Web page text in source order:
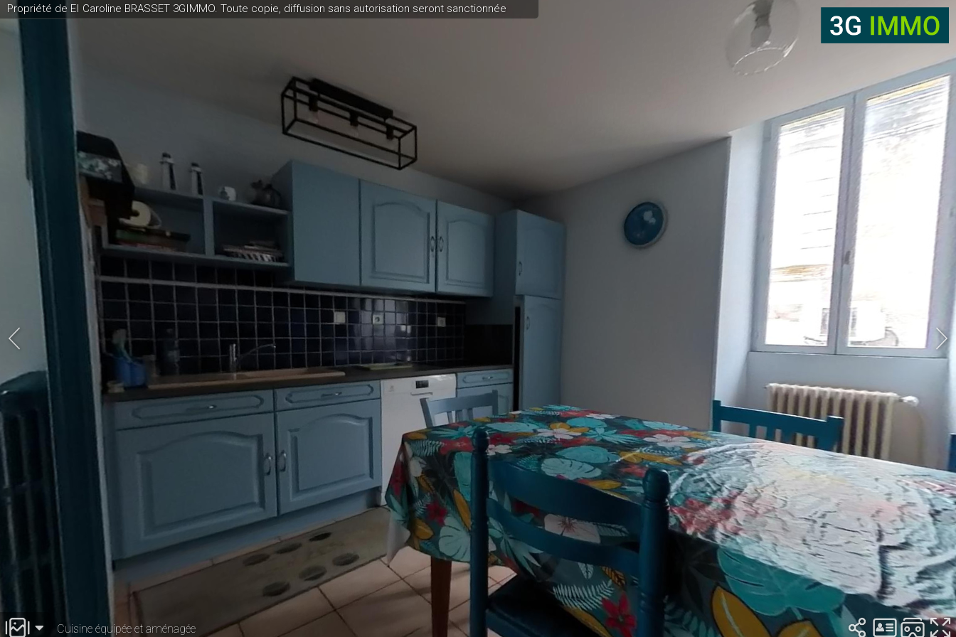
Propriété de EI Caroline BRASSET 3GIMMO. Toute copie, diffusion sans autorisation seront sanctionnée
Cuisine équipée et aménagée